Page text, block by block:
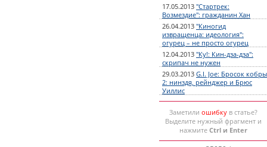
17.05.2013 "Стартрек:
Возмездие": гражданин Хан
26.04.2013 "Киногид
извращенца: идеология":
огурец – не просто огурец
12.04.2013 "Ку!: Кин-дза-дза":
скрипач не нужен
29.03.2013 G.I. Joe: Бросок кобры
2: нинздя, рейнджер и Брюс
Уиллис
Заметили ошибкув статье?
Выделите нужный фрагмент и
нажмите Ctrl и Enter